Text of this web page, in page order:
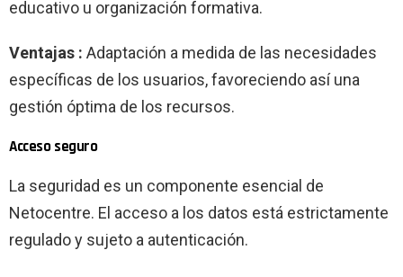
educativo u organización formativa.
Ventajas : Adaptación a medida de las necesidades
específicas de los usuarios, favoreciendo así una
gestión óptima de los recursos.
Acceso seguro
La seguridad es un componente esencial de
Netocentre. El acceso a los datos está estrictamente
regulado y sujeto a autenticación.